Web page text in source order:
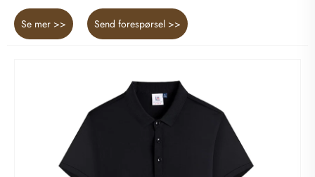
Se mer >> Send forespørsel >>